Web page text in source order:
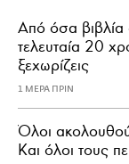
Από όσα βιβλία
τελευταία 20
ξεχωρίζεις
1 ΜΕΡΑ ΠΡΙΝ
Όλοι
Και όλοι τους